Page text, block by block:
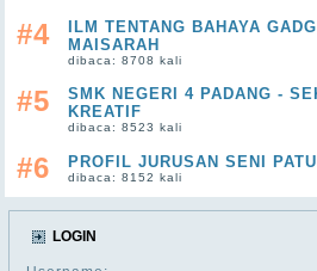
#4
ILM TENTANG BAHAYA
MAISARAH
dibaca: 8708 kali
#5
SMK NEGERI 4 PADANG -
KREATIF
dibaca: 8523 kali
#6 PROFIL JURUSAN SENI
dibaca: 8152 kali
LOGIN